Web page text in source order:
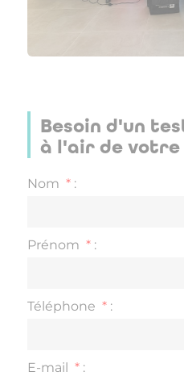
Besoin d'un
à l'air de votre
Nom *:
Prénom *:
Téléphone *:
E-mail *: